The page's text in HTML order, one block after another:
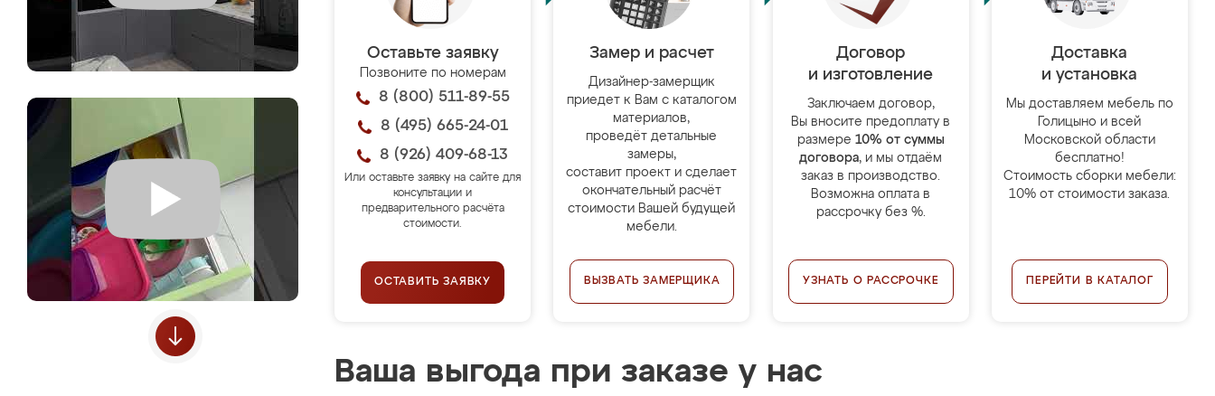
Оставьте заявку
Позвоните по номерам
8 (800) 511-89-55
8 (495) 665-24-01
8 (926) 409-68-13
Или оставьте заявку на сайте для
консультации и
предварительного расчёта
стоимости.
ОСТАВИТЬ ЗАЯВКУ
Замер и расчет
Дизайнер-замерщик
приедет к Вам с каталогом
материалов,
проведёт детальные
замеры,
составит проект и сделает
окончательный расчёт
стоимости Вашей будущей
мебели.
ВЫЗВАТЬ ЗАМЕРЩИКА
Договор
и изготовление
Заключаем договор,
Вы вносите предоплату в
размере 10% от суммы
договора, и мы отдаём
заказ в производство.
Возможна оплата в
рассрочку без %.
УЗНАТЬ О РАССРОЧКЕ
Доставка
и установка
Мы доставляем мебель по
Голицыно и всей
Московской области
бесплатно!
Стоимость сборки мебели:
10% от стоимости заказа.
ПЕРЕЙТИ В КАТАЛОГ
Ваша выгода при заказе у нас